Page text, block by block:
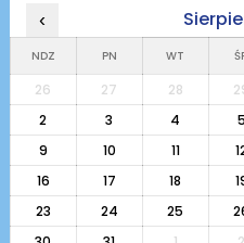
‹
NDZ PN WT
26 27 28
2
3 4 5
9
10 11
16
17 18
23
24 25